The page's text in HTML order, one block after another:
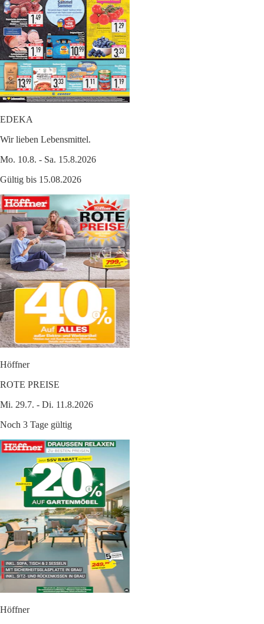
EDEKA
Wir lieben Lebensmittel.
Mo. 10.8. - Sa. 15.8.2026
Gültig bis 15.08.2026
Höffner
ROTE PREISE
Mi. 29.7. - Di. 11.8.2026
Noch 3 Tage gültig
Höffner